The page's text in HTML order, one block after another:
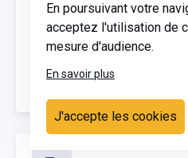
En poursuivant votre
acceptez l'utilisation de
mesure d'audience.
En savoir plus
J'accepte les cookies
annexe
jeudi 20 juin 1974